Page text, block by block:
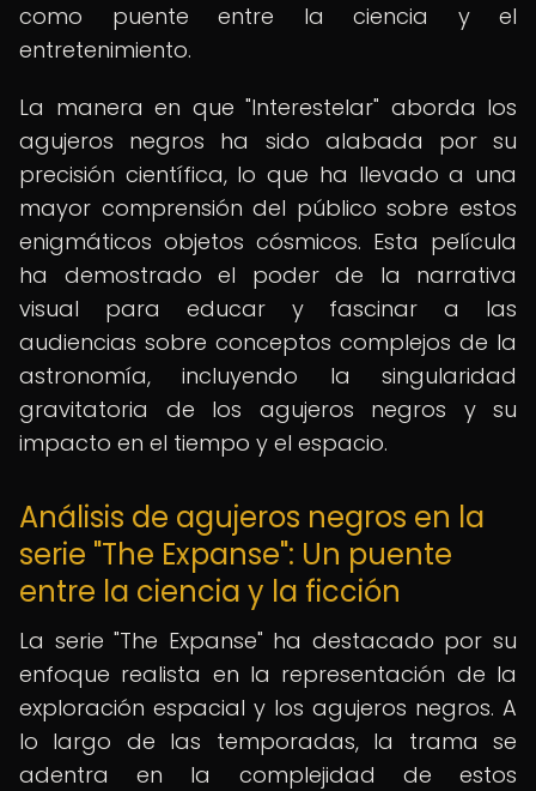
como puente entre la ciencia y el
entretenimiento.
La manera en que "Interestelar" aborda los
agujeros negros ha sido alabada por su
precisión científica, lo que ha llevado a una
mayor comprensión del público sobre estos
enigmáticos objetos cósmicos. Esta película
ha demostrado el poder de la narrativa
visual para educar y fascinar a las
audiencias sobre conceptos complejos de la
astronomía, incluyendo la singularidad
gravitatoria de los agujeros negros y su
impacto en el tiempo y el espacio.
Análisis de agujeros negros en la
serie "The Expanse": Un puente
entre la ciencia y la ficción
La serie "The Expanse" ha destacado por su
enfoque realista en la representación de la
exploración espacial y los agujeros negros. A
lo largo de las temporadas, la trama se
adentra en la complejidad de estos